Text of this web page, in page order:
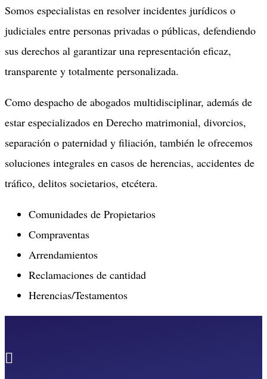
Somos especialistas en resolver incidentes jurídicos o
judiciales entre personas privadas o públicas, defendiendo
sus derechos al garantizar una representación eficaz,
transparente y totalmente personalizada.
Como despacho de abogados multidisciplinar, además de
estar especializados en Derecho matrimonial, divorcios,
separación o paternidad y filiación, también le ofrecemos
soluciones integrales en casos de herencias, accidentes de
tráfico, delitos societarios, etcétera.
Comunidades de Propietarios
Compraventas
Arrendamientos
Reclamaciones de cantidad
Herencias/Testamentos
